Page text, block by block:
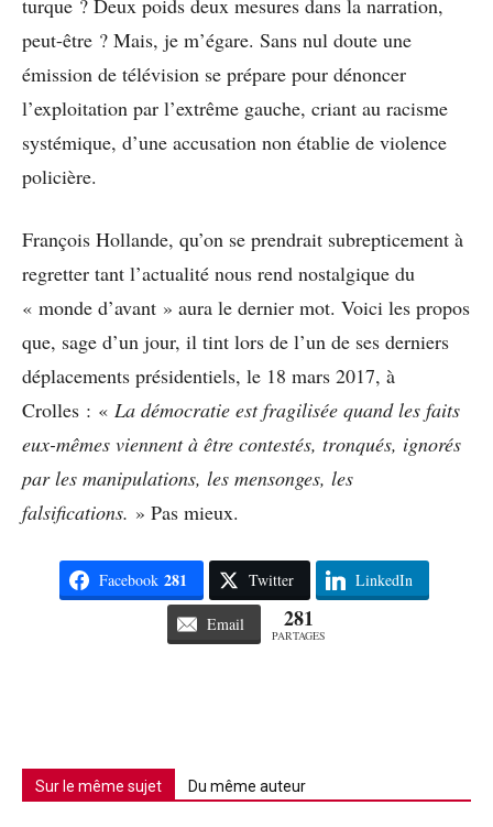
peut-être ? Mais, je m’égare. Sans nul doute une
émission de télévision se prépare pour dénoncer
l’exploitation par l’extrême gauche, criant au racisme
systémique, d’une accusation non établie de violence
policière.
François Hollande, qu’on se prendrait subrepticement à
regretter tant l’actualité nous rend nostalgique du
« monde d’avant » aura le dernier mot. Voici les propos
que, sage d’un jour, il tint lors de l’un de ses derniers
déplacements présidentiels, le 18 mars 2017, à
Crolles : « La démocratie est fragilisée quand les faits
eux-mêmes viennent à être contestés, tronqués, ignorés
par les manipulations, les mensonges, les
falsifications. » Pas mieux.
Facebook 281 Twitter LinkedIn
Email 281
PARTAGES
Sur le même sujet Du même auteur